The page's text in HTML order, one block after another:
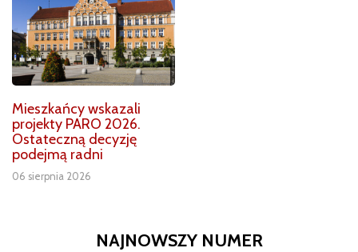
Mieszkańcy wskazali
projekty PARO 2026.
Ostateczną decyzję
podejmą radni
06 sierpnia 2026
NAJNOWSZY NUMER